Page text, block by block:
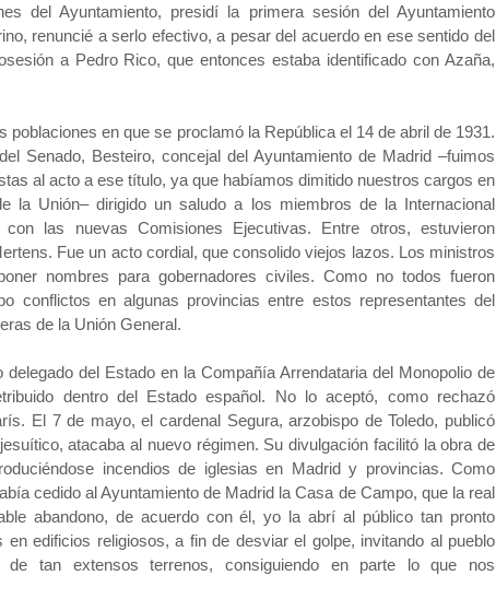
del Ayuntamiento, presidí la primera sesión del Ayuntamiento
renuncié a serlo efectivo, a pesar del acuerdo en ese sentido del
a Pedro Rico, que entonces estaba identificado con Azaña,
poblaciones en que se proclamó la República el 14 de abril de 1931.
Senado, Besteiro, concejal del Ayuntamiento de Madrid –fuimos
al acto a ese título, ya que habíamos dimitido nuestros cargos en
la Unión– dirigido un saludo a los miembros de la Internacional
las nuevas Comisiones Ejecutivas. Entre otros, estuvieron
Fue un acto cordial, que consolido viejos lazos. Los ministros
nombres para gobernadores civiles. Como no todos fueron
conflictos en algunas provincias entre estos representantes del
de la Unión General.
del Estado en la Compañía Arrendataria del Monopolio de
dentro del Estado español. No lo aceptó, como rechazó
El 7 de mayo, el cardenal Segura, arzobispo de Toledo, publicó
atacaba al nuevo régimen. Su divulgación facilitó la obra de
incendios de iglesias en Madrid y provincias. Como
cedido al Ayuntamiento de Madrid la Casa de Campo, que la real
abandono, de acuerdo con él, yo la abrí al público tan pronto
en edificios religiosos, a fin de desviar el golpe, invitando al pueblo
de tan extensos terrenos, consiguiendo en parte lo que nos